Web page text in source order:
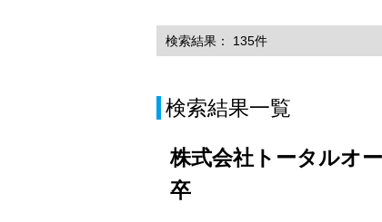
検索結果： 135件
検索結果一覧
株式会社トータルオ
卒